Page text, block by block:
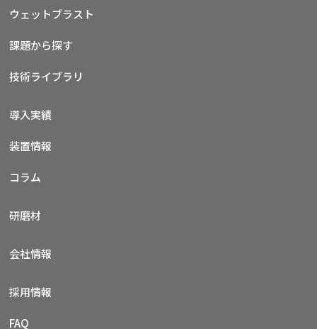
ウェットブラスト
課題から探す
技術ライブラリ
導入実績
装置情報
コラム
研磨材
会社情報
採用情報
FAQ